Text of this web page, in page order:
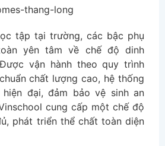
tập tại trường, các bậc phụ
yên tâm về chế độ dinh
vận hành theo quy trình
chất lượng cao, hệ thống
đại, đảm bảo vệ sinh an
cung cấp một chế độ
phát triển thể chất toàn diện